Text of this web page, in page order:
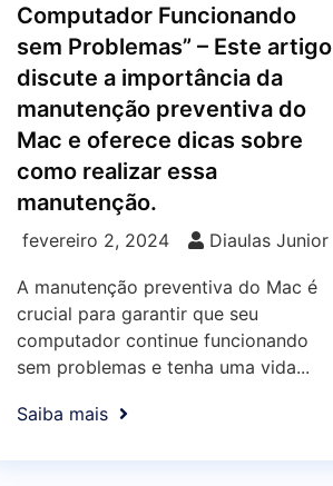
Computador Funcionando
sem Problemas” – Este artigo
discute a importância da
manutenção preventiva do
Mac e oferece dicas sobre
como realizar essa
manutenção.
fevereiro 2, 2024 Diaulas Junior
A manutenção preventiva do Mac é
crucial para garantir que seu
computador continue funcionando
sem problemas e tenha uma vida...
Saiba mais